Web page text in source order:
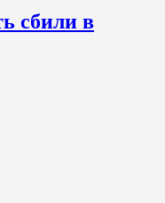
сбили в